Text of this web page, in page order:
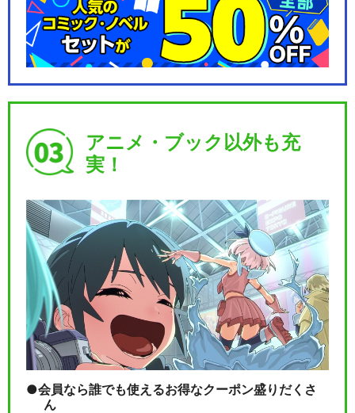
アニメ・ブック以外も充
実！
会員なら誰でも使えるお得なクーポン盛りだくさ
ん